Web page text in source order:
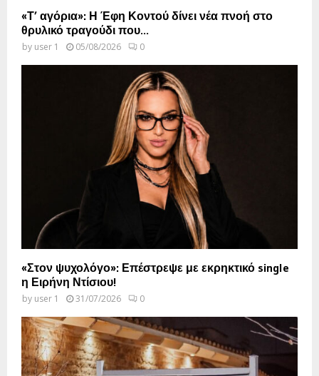
«Τ’ αγόρια»: Η Έφη Κοντού δίνει νέα πνοή στο
θρυλικό τραγούδι που...
by user 1 05/08/2026 0
«Στον ψυχολόγο»: Επέστρεψε με εκρηκτικό single
η Ειρήνη Ντίσιου!
by user 1 31/07/2026 0